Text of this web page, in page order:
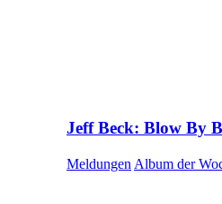
Jeff Beck: Blow By
Meldungen Album der